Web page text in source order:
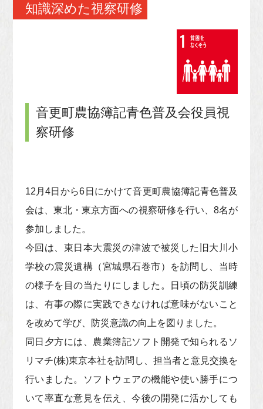
知識深めた視察研修
音更町農協簿記青色普及会役員視
察研修
12月4日から6日にかけて音更町農協簿記青色普及
会は、東北・東京方面への視察研修を行い、8名が
参加しました。
今回は、東日本大震災の津波で被災した旧大川小
学校の震災遺構（宮城県石巻市）を訪問し、当時
の様子を目の当たりにしました。日頃の防災訓練
は、有事の際に実践できなければ意味がないこと
を改めて学び、防災意識の向上を図りました。
同日夕方には、農業簿記ソフト開発で知られるソ
リマチ(株)東京本社を訪問し、担当者と意見交換を
行いました。ソフトウェアの機能や使い勝手につ
いて率直な意見を伝え、今後の開発に活かしても